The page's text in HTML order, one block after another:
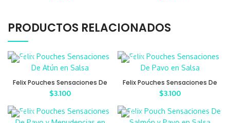
PRODUCTOS RELACIONADOS
Felix Pouches Sensaciones De
Atún en Salsa
$3.100
Felix Pouches Sensaciones De
Pavo en Salsa
$3.100